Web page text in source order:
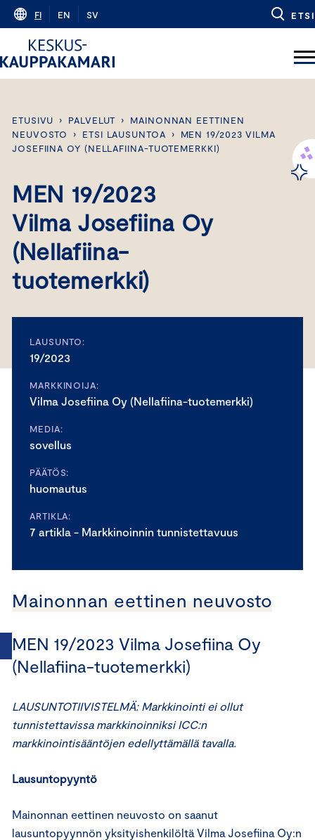
Skip
content
FI EN SV ETSI
ETUSIVU › PALVELUT ›
MAINONNAN EETTINEN
NEUVOSTO
› ETSI LAUSUNTOA ›
MEN 19/2023 VILMA
JOSEFIINA OY (NELLAFIINA-TUOTEMERKKI)
MEN 19/2023
Vilma Josefiina Oy
(Nellafiina-
tuotemerkki)
LAUSUNTO:
19/2023
MARKKINOIJA:
Vilma Josefiina Oy (Nellafiina-tuotemerkki)
MEDIA:
sovellus
PÄÄTÖS:
huomautus
ARTIKLA:
7 artikla - Markkinoinnin tunnistettavuus
Mainonnan eettinen neuvosto
MEN 19/2023 Vilma Josefiina Oy
(Nellafiina-tuotemerkki)
LAUSUNTOTIIVISTELMÄ: Markkinointi ei ollut
tunnistettavissa markkinoinniksi ICC:n
markkinointisääntöjen edellyttämällä tavalla.
Lausuntopyyntö
Mainonnan eettinen neuvosto on saanut
lausuntopyynnön yksityishenkilöltä Vilma Josefiina Oy:n